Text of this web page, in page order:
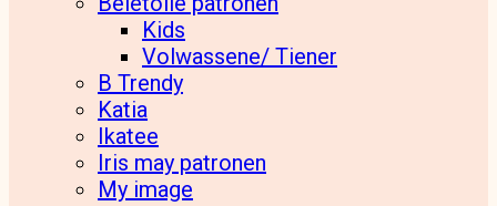
Kids
Volwassene/ Tiener
B Trendy
Katia
Ikatee
Iris may patronen
My image